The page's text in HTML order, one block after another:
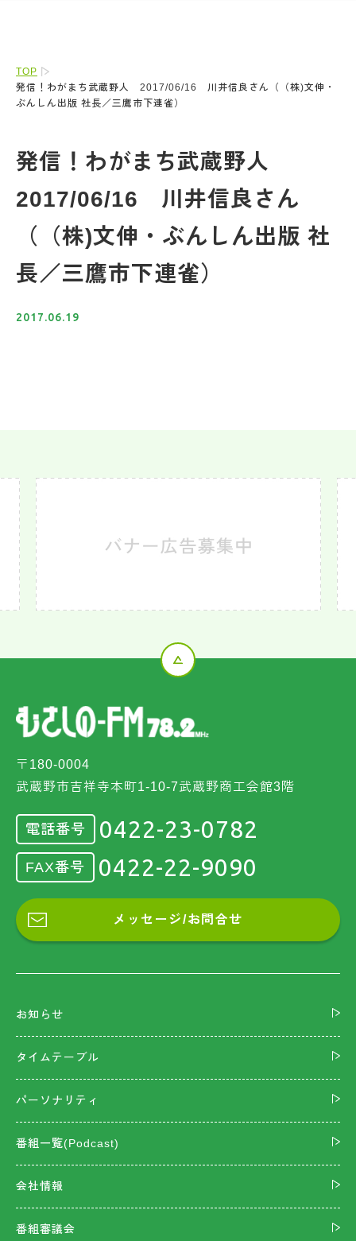
TOP
発信！わがまち武蔵野人 2017/06/16 川井信良さん（（株)文伸・
ぶんしん出版 社長／三鷹市下連雀）
発信！わがまち武蔵野人
2017/06/16 川井信良さん
（（株)文伸・ぶんしん出版 社
長／三鷹市下連雀）
2017.06.19
〒180-0004
武蔵野市吉祥寺本町1-10-7武蔵野商工会館3階
電話番号 0422-23-0782
FAX番号 0422-22-9090
メッセージ/お問合せ
お知らせ
タイムテーブル
パーソナリティ
番組一覧(Podcast)
会社情報
番組審議会